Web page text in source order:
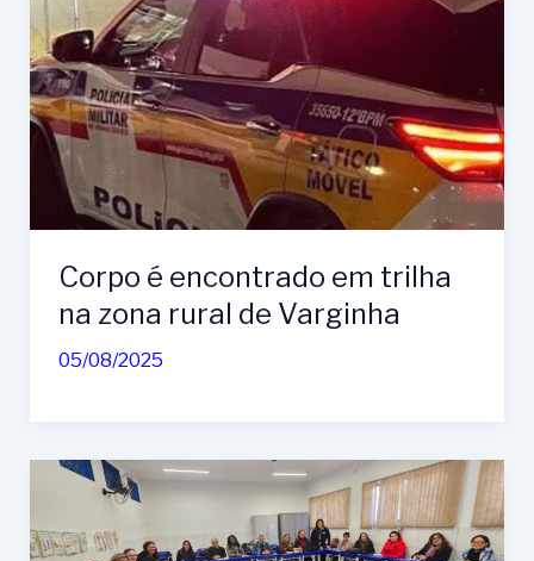
Corpo é encontrado em trilha
na zona rural de Varginha
05/08/2025